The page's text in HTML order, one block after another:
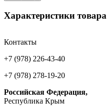
Характеристики товара
Контакты
+7 (978) 226-43-40
+7 (978) 278-19-20
Российская Федерация,
Республика Крым